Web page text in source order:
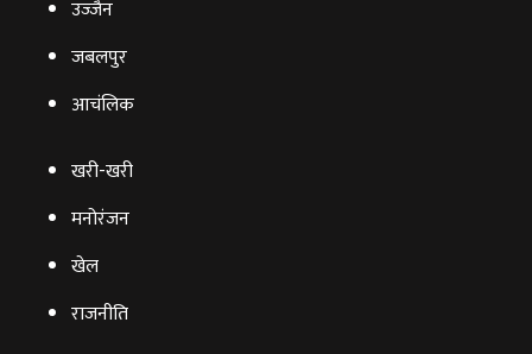
उज्‍जैन
जबलपुर
आचंलिक
खरी-खरी
मनोरंजन
खेल
राजनीति